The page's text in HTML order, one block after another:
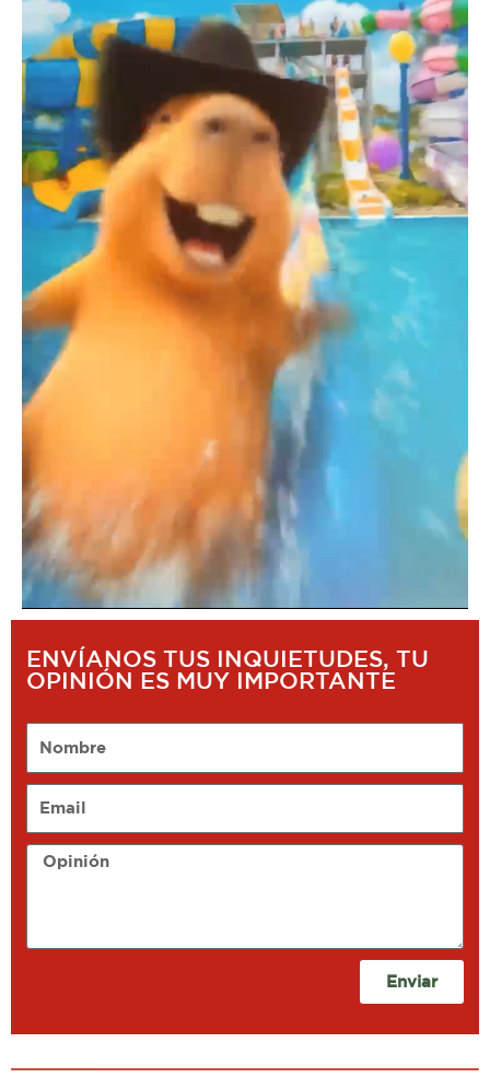
ENVÍANOS TUS INQUIETUDES, TU
OPINIÓN ES MUY IMPORTANTE
Opinión
Enviar